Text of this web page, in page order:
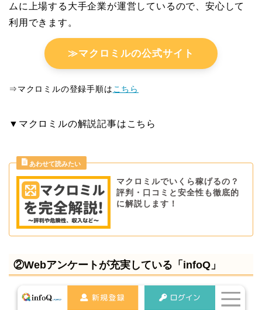
ムに上場する大手企業が運営しているので、安心して
利用できます。
≫マクロミルの公式サイト
⇒マクロミルの登録手順は こちら
▼マクロミルの解説記事はこちら
マクロミルでいくら稼げるの？
評判・口コミと安全性も徹底的
に解説します！
②Webアンケートが充実している「infoQ」